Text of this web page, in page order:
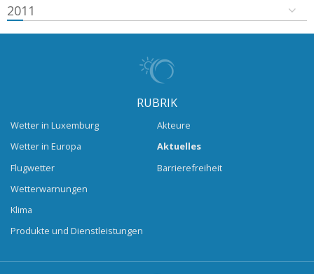
2011
RUBRIK
Wetter in Luxemburg
Wetter in Europa
Flugwetter
Wetterwarnungen
Klima
Produkte und Dienstleistungen
Akteure
Aktuelles
Barrierefreiheit